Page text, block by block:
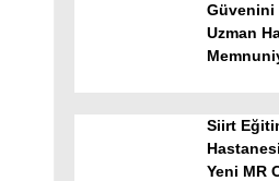
Güvenini
Uzman
Siirt
Yeni MR